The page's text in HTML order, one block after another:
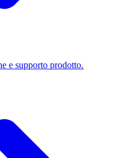
e supporto prodotto.